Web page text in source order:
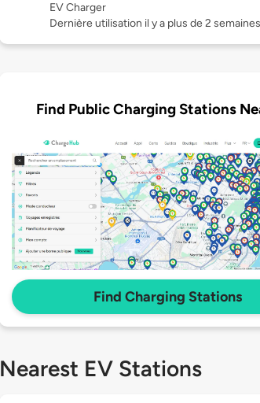
EV Charger
Dernière utilisation il y a plus de 2 semaines
Find Public Charging Stations
Find Charging Stations
Nearest EV Stations